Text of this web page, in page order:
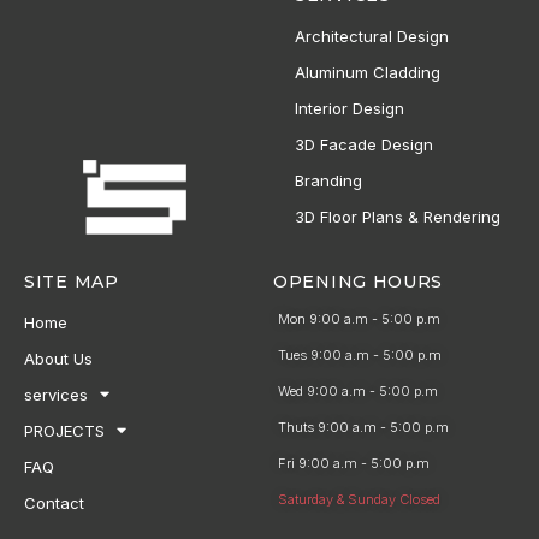
Architectural Design
Aluminum Cladding
Interior Design
3D Facade Design
Branding
3D Floor Plans & Rendering
SITE MAP
Home
About Us
services
PROJECTS
FAQ
Contact
OPENING HOURS
Mon 9:00 a.m - 5:00 p.m
Tues 9:00 a.m - 5:00 p.m
Wed 9:00 a.m - 5:00 p.m
Thuts 9:00 a.m - 5:00 p.m
Fri 9:00 a.m - 5:00 p.m
Saturday & Sunday Closed